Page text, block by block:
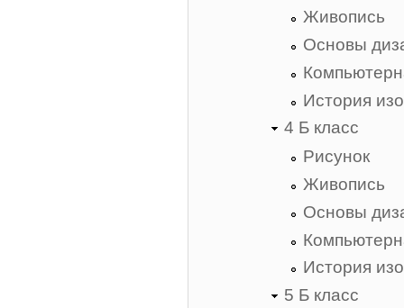
Живопись
Основы
История
4 Б класс
Рисунок
Живопись
Основы
История
5 Б класс